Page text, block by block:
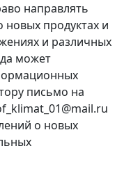
направлять
продуктах и
и различных
может
письмо на
о новых